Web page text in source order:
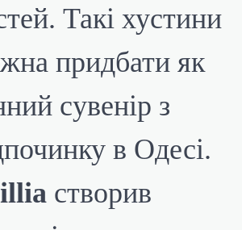
Такі хустини
придбати як
сувенір з
в Одесі.
створив